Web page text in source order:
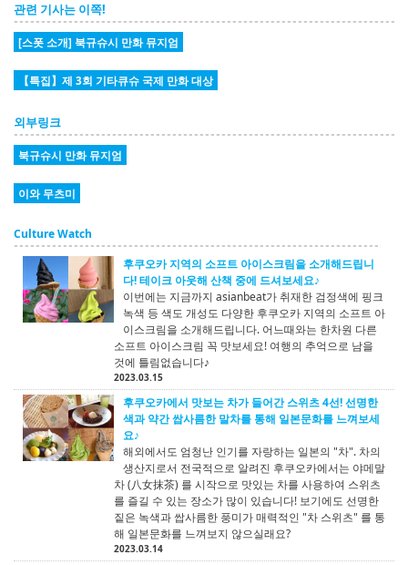
관련 기사는 이쪽!
[스폿 소개] 북규슈시 만화 뮤지엄
【특집】제 3회 기타큐슈 국제 만화 대상
외부링크
북규슈시 만화 뮤지엄
이와 무츠미
Culture Watch
후쿠오카 지역의 소프트 아이스크림을 소개해드립니
다! 테이크 아웃해 산책 중에 드셔보세요♪
이번에는 지금까지 asianbeat가 취재한 검정색에 핑크
녹색 등 색도 개성도 다양한 후쿠오카 지역의 소프트 아
이스크림을 소개해드립니다. 어느때와는 한차원 다른
소프트 아이스크림 꼭 맛보세요! 여행의 추억으로 남을
것에 틀림없습니다♪
2023.03.15
후쿠오카에서 맛보는 차가 들어간 스위츠 4선! 선명한
색과 약간 쌉사름한 말차를 통해 일본문화를 느껴보세
요♪
해외에서도 엄청난 인기를 자랑하는 일본의 "차". 차의
생산지로서 전국적으로 알려진 후쿠오카에서는 야메말
차 (八女抹茶) 를 시작으로 맛있는 차를 사용하여 스위츠
를 즐길 수 있는 장소가 많이 있습니다! 보기에도 선명한
짙은 녹색과 쌉사름한 풍미가 매력적인 "차 스위츠" 를 통
해 일본문화를 느껴보지 않으실래요?
2023.03.14